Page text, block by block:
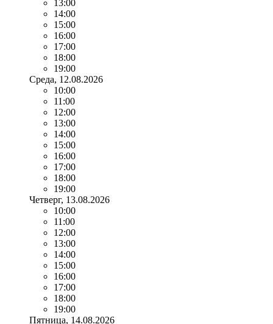
13:00
14:00
15:00
16:00
17:00
18:00
19:00
Среда, 12.08.2026
10:00
11:00
12:00
13:00
14:00
15:00
16:00
17:00
18:00
19:00
Четверг, 13.08.2026
10:00
11:00
12:00
13:00
14:00
15:00
16:00
17:00
18:00
19:00
Пятница, 14.08.2026